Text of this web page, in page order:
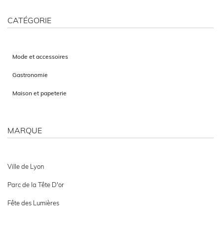
CATÉGORIE
Mode et accessoires
Gastronomie
Maison et papeterie
MARQUE
Ville de Lyon
Parc de la Tête D'or
Fête des Lumières